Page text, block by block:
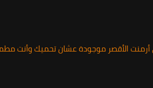
أرمنت الأقصر موجودة عشان تحميك وأنت